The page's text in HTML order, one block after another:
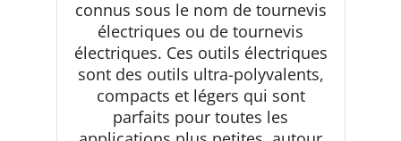
connus sous le nom de tournevis
électriques ou de tournevis
électriques. Ces outils électriques
sont des outils ultra-polyvalents,
compacts et légers qui sont
parfaits pour toutes les